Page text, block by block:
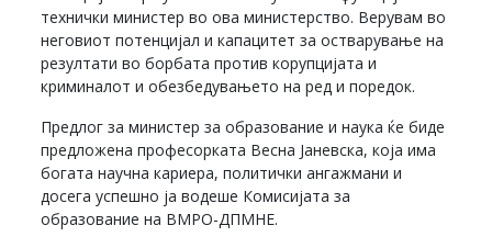
технички министер во ова министерство. Верувам во
неговиот потенцијал и капацитет за остварување на
резултати во борбата против корупцијата и
криминалот и обезбедувањето на ред и поредок.
Предлог за министер за образование и наука ќе биде
предложена професорката Весна Јаневска, која има
богата научна кариера, политички ангажмани и
досега успешно ја водеше Комисијата за
образование на ВМРО-ДПМНЕ.